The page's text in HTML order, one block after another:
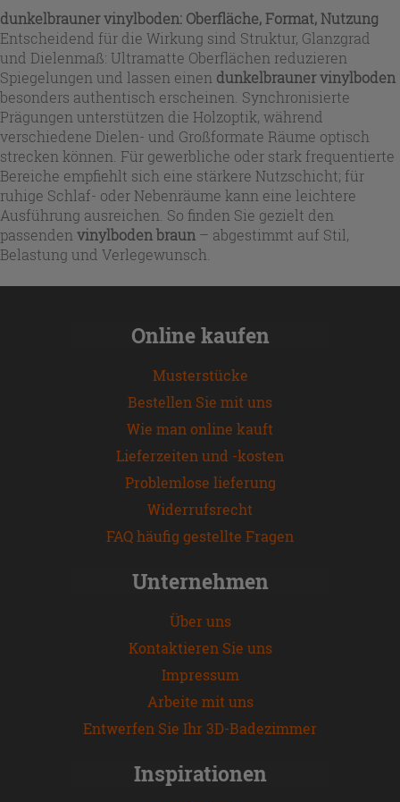
dunkelbrauner vinylboden: Oberfläche, Format, Nutzung
Entscheidend für die Wirkung sind Struktur, Glanzgrad
und Dielenmaß: Ultramatte Oberflächen reduzieren
Spiegelungen und lassen einen dunkelbrauner vinylboden
besonders authentisch erscheinen. Synchronisierte
Prägungen unterstützen die Holzoptik, während
verschiedene Dielen- und Großformate Räume optisch
strecken können. Für gewerbliche oder stark frequentierte
Bereiche empfiehlt sich eine stärkere Nutzschicht; für
ruhige Schlaf- oder Nebenräume kann eine leichtere
Ausführung ausreichen. So finden Sie gezielt den
passenden vinylboden braun – abgestimmt auf Stil,
Belastung und Verlegewunsch.
Online kaufen
Musterstücke
Bestellen Sie mit uns
Wie man online kauft
Lieferzeiten und -kosten
Problemlose lieferung
Widerrufsrecht
FAQ häufig gestellte Fragen
Unternehmen
Über uns
Kontaktieren Sie uns
Impressum
Arbeite mit uns
Entwerfen Sie Ihr 3D-Badezimmer
Inspirationen